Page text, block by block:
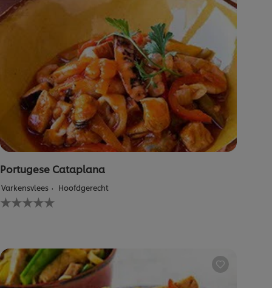
Portugese Cataplana
Varkensvlees Hoofdgerecht
Geen
beoordelingen
recipe